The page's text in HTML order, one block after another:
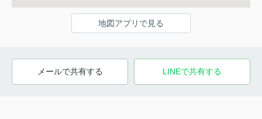
地図アプリで見る
メールで共有する LINEで共有する